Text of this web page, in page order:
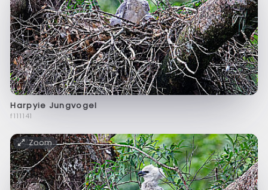
Harpyie Jungvogel
f111141
Zoom